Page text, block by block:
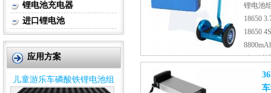
锂电池充电器
进口锂电池
应用方案
儿童游乐车磷酸铁锂电池组
锂电池
18650
18650
放、过
范围：建筑工程、土木桥梁、
测、水质空气监测、移动信息